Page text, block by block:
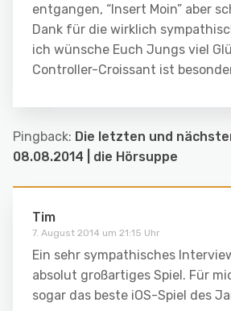
entgangen, “Insert Moin” aber
Dank für die wirklich
ich wünsche Euch Jungs viel
Controller-Croissant ist
Pingback: Die letzten und
08.08.2014 | die Hörsuppe
Tim
7. August 2014 um 21:15 Uhr
Ein sehr sympathisches
absolut großartiges Spiel. Für
sogar das beste iOS-Spiel des